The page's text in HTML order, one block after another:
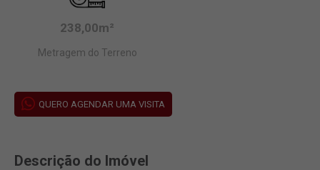
238,00m²
Metragem do Terreno
QUERO AGENDAR UMA VISITA
Descrição do Imóvel